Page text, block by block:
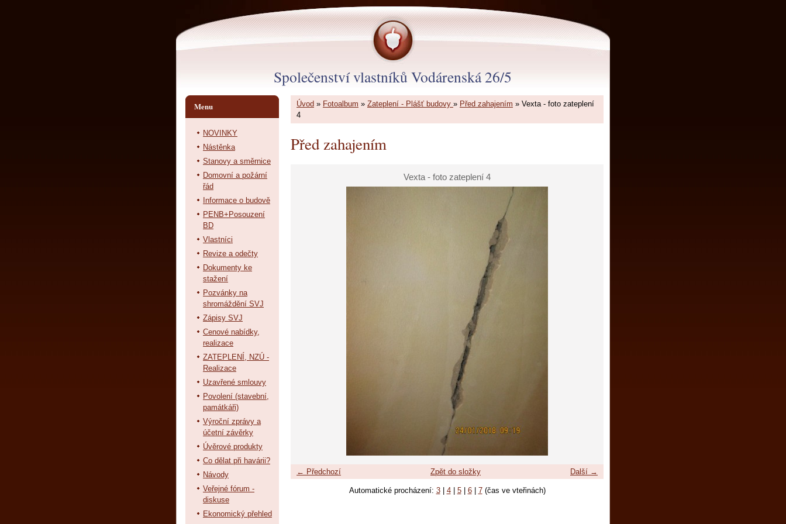
Společenství vlastníků Vodárenská 26/5
Úvod » Fotoalbum » Zateplení - Plášť budovy » Před zahajením » Vexta - foto zateplení
4
Před zahajením
Vexta - foto zateplení 4
← Předchozí Další →
Zpět do složky
Automatické procházení: 3| 4| 5| 6| 7(čas ve vteřinách)
Menu
NOVINKY
Nástěnka
Stanovy a směrnice
Domovní a požární
řád
Informace o budově
PENB+Posouzení
BD
Vlastníci
Revize a odečty
Dokumenty ke
stažení
Pozvánky na
shromáždění SVJ
Zápisy SVJ
Cenové nabídky,
realizace
ZATEPLENÍ, NZÚ -
Realizace
Uzavřené smlouvy
Povolení (stavební,
památkáři)
Výroční zprávy a
účetní závěrky
Úvěrové produkty
Co dělat při havárii?
Návody
Veřejné fórum -
diskuse
Ekonomický přehled